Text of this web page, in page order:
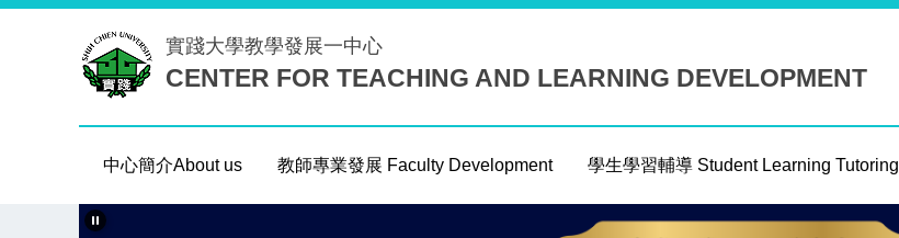
實踐大學教學發展一中心
CENTER FOR TEACHING AND LEARNING DEVELOPMENT
中心簡介About us 教師專業發展 Faculty Development 學生學習輔導 Student Learning Tutoring